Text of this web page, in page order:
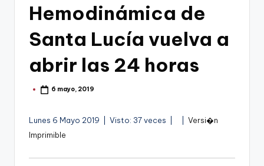
Hemodinámica de
Santa Lucía vuelva a
abrir las 24 horas
Publicado6 mayo, 2019
Lunes 6 Mayo 2019 | Visto: 37 veces |
Versi�n
Imprimible